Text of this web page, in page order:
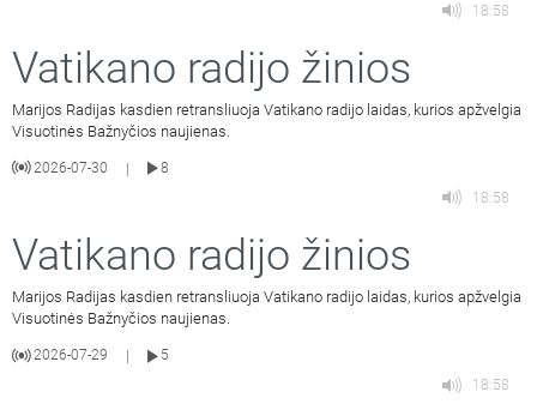
18:58
Vatikano radijo žinios
Marijos Radijas kasdien retransliuoja Vatikano radijo laidas, kurios apžvelgia
Visuotinės Bažnyčios naujienas.
2026-07-30 |
8
18:58
Vatikano radijo žinios
Marijos Radijas kasdien retransliuoja Vatikano radijo laidas, kurios apžvelgia
Visuotinės Bažnyčios naujienas.
2026-07-29
5
18:58